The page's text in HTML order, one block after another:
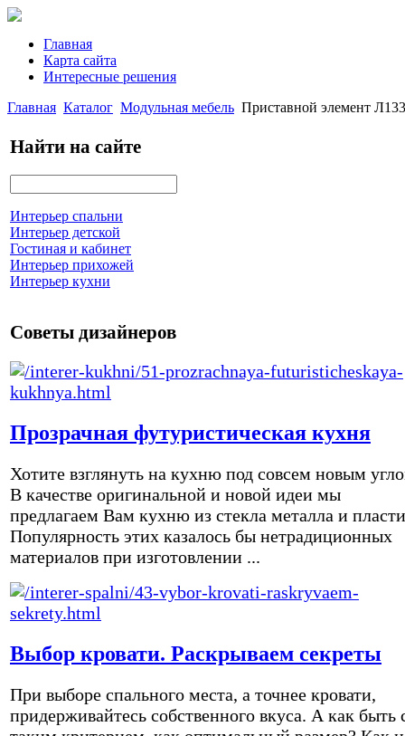
Главная
Карта сайта
Интересные решения
Главная Каталог Модульная мебель Приставной элемент Л133
Найти на сайте
Интерьер спальни
Интерьер детской
Гостиная и кабинет
Интерьер прихожей
Интерьер кухни
Советы дизайнеров
Прозрачная футуристическая кухня
Хотите взглянуть на кухню под совсем новым
В качестве оригинальной и новой идеи мы
предлагаем Вам кухню из стекла металла и
Популярность этих казалось бы нетрадиционных
материалов при изготовлении ...
Выбор кровати. Раскрываем секреты
При выборе спального места, а точнее кровати,
придерживайтесь собственного вкуса. А как быть